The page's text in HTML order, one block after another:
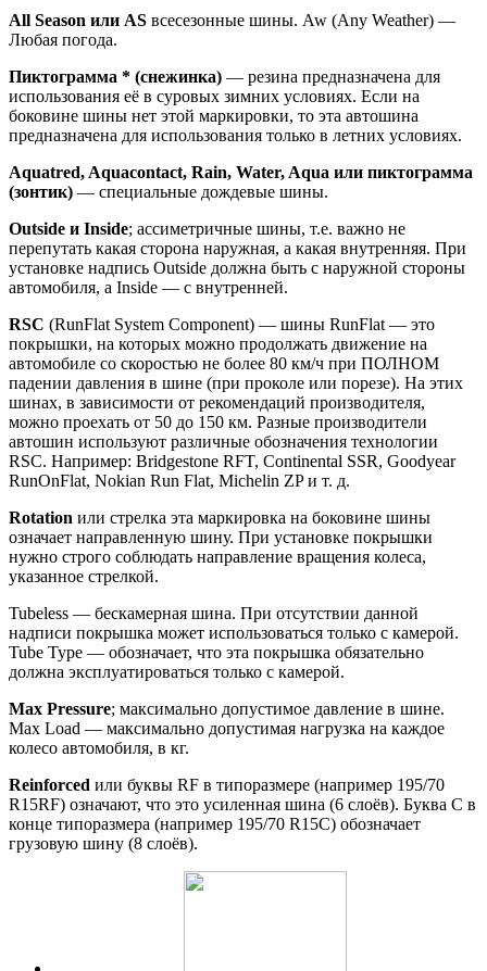
All Season или AS всесезонные шины. Aw (Any Weather) —
Любая погода.
Пиктограмма * (снежинка) — резина предназначена для
использования её в суровых зимних условиях. Если на
боковине шины нет этой маркировки, то эта автошина
предназначена для использования только в летних условиях.
Aquatred, Aquacontact, Rain, Water, Aqua или пиктограмма
(зонтик) — специальные дождевые шины.
Outside и Inside; ассиметричные шины, т.е. важно не
перепутать какая сторона наружная, а какая внутренняя. При
установке надпись Outside должна быть с наружной стороны
автомобиля, а Inside — с внутренней.
RSC (RunFlat System Component) — шины RunFlat — это
покрышки, на которых можно продолжать движение на
автомобиле со скоростью не более 80 км/ч при ПОЛНОМ
падении давления в шине (при проколе или порезе). На этих
шинах, в зависимости от рекомендаций производителя,
можно проехать от 50 до 150 км. Разные производители
автошин используют различные обозначения технологии
RSC. Например: Bridgestone RFT, Continental SSR, Goodyear
RunOnFlat, Nokian Run Flat, Michelin ZP и т. д.
Rotation или стрелка эта маркировка на боковине шины
означает направленную шину. При установке покрышки
нужно строго соблюдать направление вращения колеса,
указанное стрелкой.
Tubeless — бескамерная шина. При отсутствии данной
надписи покрышка может использоваться только с камерой.
Tube Type — обозначает, что эта покрышка обязательно
должна эксплуатироваться только с камерой.
Max Pressure; максимально допустимое давление в шине.
Max Load — максимально допустимая нагрузка на каждое
колесо автомобиля, в кг.
Reinforced или буквы RF в типоразмере (например 195/70
R15RF) означают, что это усиленная шина (6 слоёв). Буква С в
конце типоразмера (например 195/70 R15C) обозначает
грузовую шину (8 слоёв).